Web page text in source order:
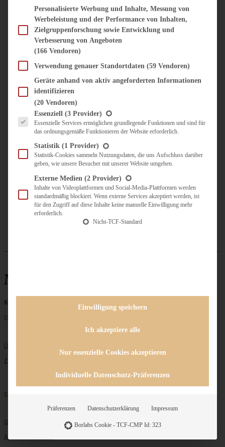
VORSPEISEN
SÜSS & HERZHAFT
BROTAUFSTRICH
DIPS, SAUCEN, CHUTNEYS
KÜCHENGESCHENKE
UNTERWEGS
KULINARISCH UNTERWEGS
ÜBER MICH
ZUSAMMENARBEIT
Mandarinen
Keine Beiträge gefunden
Unternehmen
ÜBER MICH
ZUSAMMENARBEIT
Entdecken
GRUNDLAGEN
ALLE REZEPTE
Personalisierte Werbung und Inhalte, Messung von
Werbeleistung und der Performance von Inhalten,
Zielgruppenforschung sowie Entwicklung und
Verbesserung von Angeboten
(166 Vendoren)
Verwendung genauer Standortdaten (59 Vendoren)
Geräte anhand von aktiv angeforderten Informationen
identifizieren
(20 Vendoren)
Es folgt eine Liste der Service-Gruppen, für die eine Einwilligung erteilt werden
Essenziell (3 Provider)
Essenzielle Services ermöglichen grundlegende Funktionen und sind für
das ordnungsgemäße Funktionieren der Website erforderlich.
Statistik (1 Provider)
Statistik-Cookies sammeln Nutzungsdaten, die uns Aufschluss darüber
geben, wie unsere Besucher mit unserer Website umgehen.
Externe Medien (2 Provider)
Inhalte von Videoplattformen und Social-Media-Plattformen werden
standardmäßig blockiert. Wenn externe Services akzeptiert werden, ist
für den Zugriff auf diese Inhalte keine manuelle Einwilligung mehr
erforderlich.
Nicht-TCF-Standard
Einwilligung speichern
Ich akzeptiere alle
Nur essenzielle Cookies akzeptieren
Individuelle Datenschutz-Präferenzen
Präferenzen Datenschutzerklärung Impressum
Borlabs Cookie - TCF-CMP Id: 323